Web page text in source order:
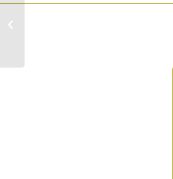
Œufs de thon de la